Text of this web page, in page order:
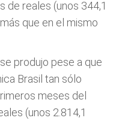
de reales (unos 344,1
que en el mismo
produjo pese a que
Brasil tan sólo
meses del
(unos 2.814,1